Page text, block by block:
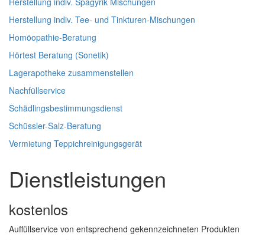
Herstellung indiv. Tee- und Tinkturen-Mischungen
Homöopathie-Beratung
Hörtest Beratung (Sonetik)
Lagerapotheke zusammenstellen
Nachfüllservice
Schädlingsbestimmungsdienst
Schüssler-Salz-Beratung
Vermietung Teppichreinigungsgerät
Dienstleistungen
kostenlos
Auffüllservice von entsprechend gekennzeichneten Produkten